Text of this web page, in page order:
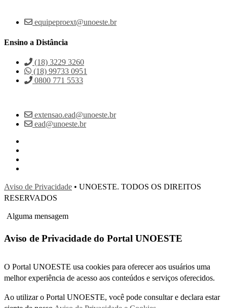
equipeproext@unoeste.br
Ensino a Distância
(18) 3229 3260
(18) 99733 0951
0800 771 5533
extensao.ead@unoeste.br
ead@unoeste.br
Aviso de Privacidade • UNOESTE. TODOS OS DIREITOS
RESERVADOS
Alguma mensagem
Aviso de Privacidade do Portal UNOESTE
O Portal UNOESTE usa cookies para oferecer aos usuários uma
melhor experiência de acesso aos conteúdos e serviços oferecidos.
Ao utilizar o Portal UNOESTE, você pode consultar e declara estar